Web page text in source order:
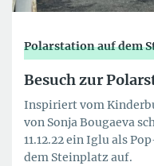
Polarstation auf dem
Besuch zur
Inspiriert vom
von Sonja Bougaeva
11.12.22 ein Iglu als
dem Steinplatz auf.